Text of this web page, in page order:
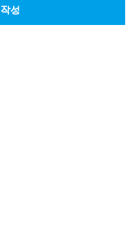
작성